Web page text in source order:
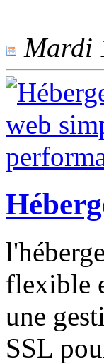
Mardi
flexible
une
SSL